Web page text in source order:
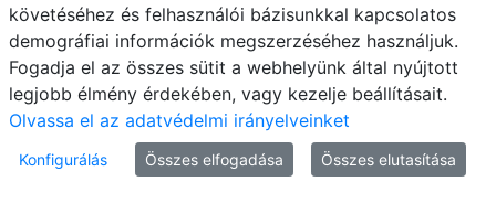
© MATE 2021
követéséhez és felhasználói bázisunkkal kapcsolatos
demográfiai információk megszerzéséhez használjuk.
Fogadja el az összes sütit a webhelyünk által nyújtott
legjobb élmény érdekében, vagy kezelje beállításait.
Olvassa el az adatvédelmi irányelveinket
Konfigurálás Összes elfogadása Összes elutasítása